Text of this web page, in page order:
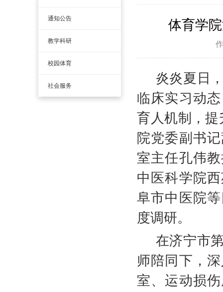
通知公告
教学科研
校园体育
社会服务
体育学
炎炎夏日
临床实习动
育人机制，
院党委副书
室主任孔伟
中医科学院
阜市中医院
度调研。
在济宁市
师陪同下，
室、运动损